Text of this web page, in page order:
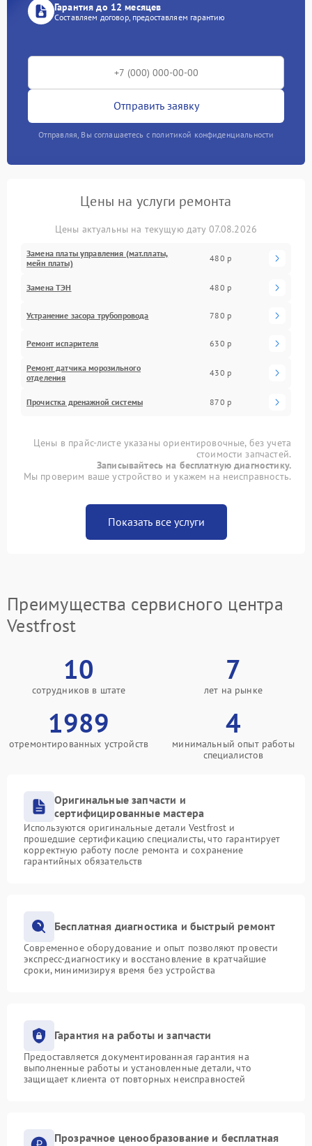
Гарантия до 12 месяцев
Составляем договор, предоставляем гарантию
Отправить заявку
Отправляя, Вы соглашаетесь с политикой конфиденциальности
Цены на услуги ремонта
Цены актуальны на текущую дату 07.08.2026
Замена платы управления (мат.платы,
мейн платы)
480 р
Замена ТЭН 480 р
Устранение засора трубопровода 780 р
Ремонт испарителя 630 р
Ремонт датчика морозильного
отделения
430 р
Прочистка дренажной системы 870 р
Цены в прайс-листе указаны ориентировочные, без учета
стоимости запчастей.
Записывайтесь на бесплатную диагностику.
Мы проверим ваше устройство и укажем на неисправность.
Показать все услуги
Преимущества сервисного центра
Vestfrost
10
сотрудников в штате
7
лет на рынке
1989
отремонтированных устройств
4
минимальный опыт работы
специалистов
Оригинальные запчасти и
сертифицированные мастера
Используются оригинальные детали Vestfrost и
прошедшие сертификацию специалисты, что гарантирует
корректную работу после ремонта и сохранение
гарантийных обязательств
Бесплатная диагностика и быстрый ремонт
Современное оборудование и опыт позволяют провести
экспресс-диагностику и восстановление в кратчайшие
сроки, минимизируя время без устройства
Гарантия на работы и запчасти
Предоставляется документированная гарантия на
выполненные работы и установленные детали, что
защищает клиента от повторных неисправностей
Прозрачное ценообразование и бесплатная